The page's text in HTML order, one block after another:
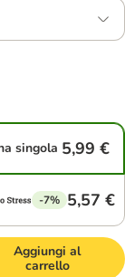
singola 5,99 €
-7% 5,57 €
Aggiungi al
carrello